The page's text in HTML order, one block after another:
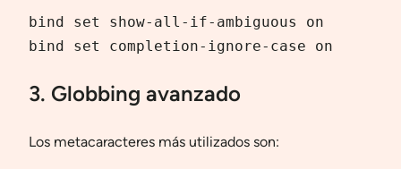
bind set show-all-if-ambiguous on
bind set completion-ignore-case on
3. Globbing avanzado
Los metacaracteres más utilizados son: